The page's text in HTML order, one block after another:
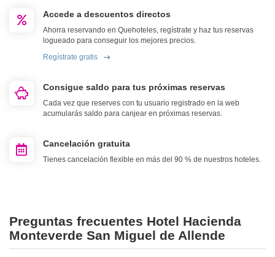
Accede a descuentos directos
Ahorra reservando en Quehoteles, regístrate y haz tus reservas
logueado para conseguir los mejores precios.
Regístrate gratis
Consigue saldo para tus próximas reservas
Cada vez que reserves con tu usuario registrado en la web
acumularás saldo para canjear en próximas reservas.
Cancelación gratuita
Tienes cancelación flexible en más del 90 % de nuestros hoteles.
Preguntas frecuentes Hotel Hacienda
Monteverde San Miguel de Allende